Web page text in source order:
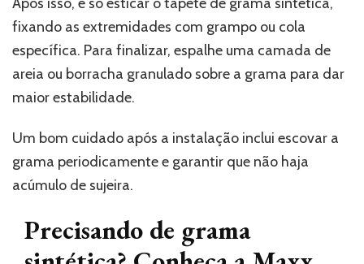
fixando as extremidades com grampo ou cola
específica. Para finalizar, espalhe uma camada de
areia ou borracha granulado sobre a grama para dar
maior estabilidade.
Um bom cuidado após a instalação inclui escovar a
grama periodicamente e garantir que não haja
acúmulo de sujeira.
Precisando de grama